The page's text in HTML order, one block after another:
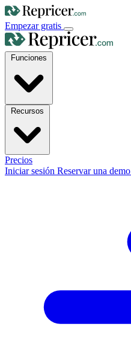
Empezar gratis
Precios
Iniciar sesión Reservar una demo